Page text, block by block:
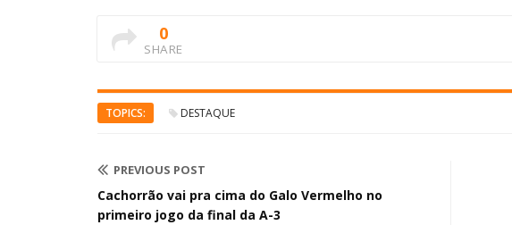
0
SHARE
TOPICS: DESTAQUE
PREVIOUS POST
Cachorrão vai pra cima do Galo Vermelho no
primeiro jogo da final da A-3